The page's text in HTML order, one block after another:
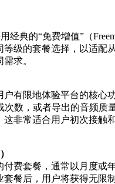
经典的“免费增值”（
等级的套餐选择，以适配
求。
户有限地体验平台的核心
次数，或者导出的音频质
这非常适合用户初次接触
付费套餐，通常以月度或
套餐后，用户将获得无限